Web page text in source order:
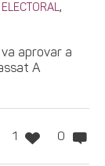
ELECTORAL,
aprovar a
A
1 0